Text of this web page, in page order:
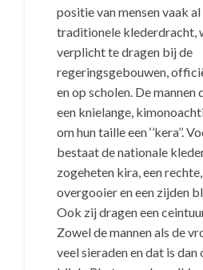
positie van mensen vaak
traditionele klederdracht,
verplicht te dragen bij de
regeringsgebouwen,
en op scholen. De mannen
een knielange,
om hun taille een ‘’kera’’.
bestaat de nationale
zogeheten kira, een
overgooier en een zijden
Ook zij dragen een
Zowel de mannen als de
veel sieraden en dat is